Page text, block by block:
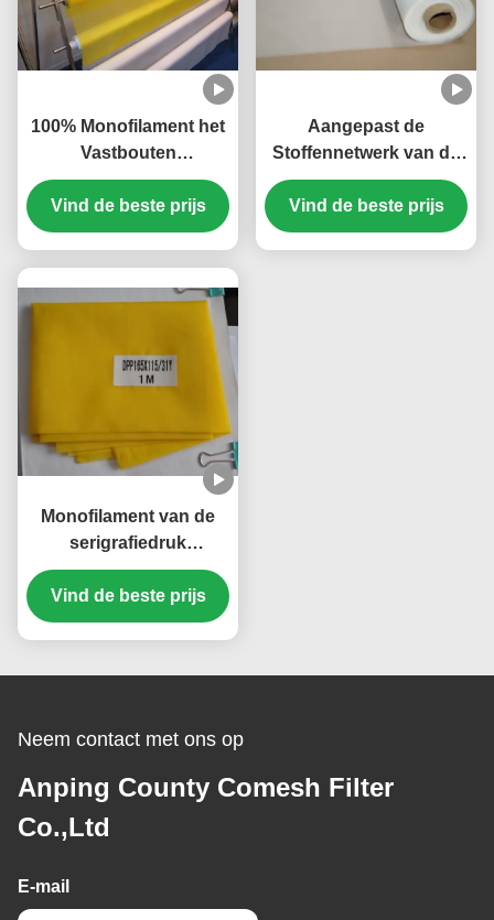
100% Monofilament het
Vastbouten
Doeknetwerk, 80 het
Netwerkscherm voor
het Schermdruk
Vind de beste prijs
Aangepast de
Stoffennetwerk van de
het Schermdruk 74
Duim voor Elektronika,
Witte/Gele Kleur
Vind de beste prijs
Monofilament van de
serigrafiedruk
Polyesternetwerk, Trek
het Vastbouten -31 van
165T Gele Doek
Vind de beste prijs
Neem contact met ons op
Anping County Comesh Filter
Co.,Ltd
E-mail